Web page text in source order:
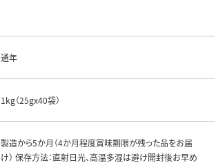
通年
1kg（25gx40袋）
製造から5か月（4か月程度賞味期限が残った品をお届
け） 保存方法：直射日光、高温多湿は避け開封後お早め